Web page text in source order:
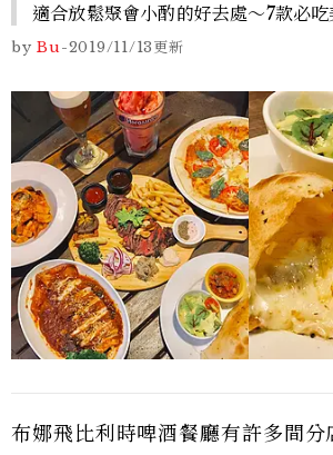
適合放鬆聚會小酌的好去處～7款必吃
by Bu-2019/11/13更新
布娜飛比利時啤酒餐廳有許多間分